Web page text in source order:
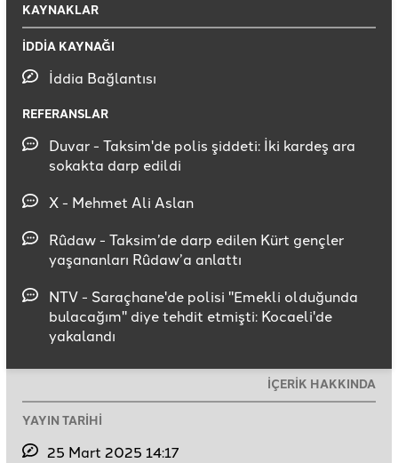
KAYNAKLAR
İDDİA KAYNAĞI
İddia Bağlantısı
REFERANSLAR
Duvar - Taksim'de polis şiddeti: İki kardeş ara
sokakta darp edildi
X - Mehmet Ali Aslan
Rûdaw - Taksim’de darp edilen Kürt gençler
yaşananları Rûdaw’a anlattı
NTV - Saraçhane'de polisi "Emekli olduğunda
bulacağım" diye tehdit etmişti: Kocaeli'de
yakalandı
İÇERİK HAKKINDA
YAYIN TARİHİ
25 Mart 2025 14:17